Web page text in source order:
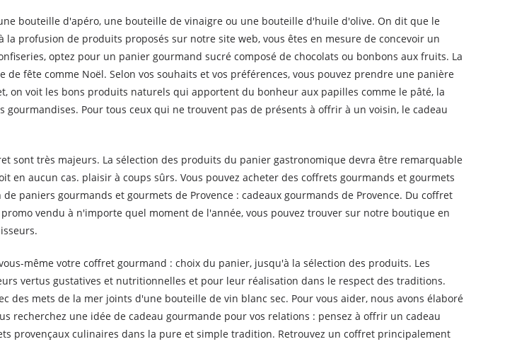
bouteille d'apéro, une bouteille de vinaigre ou une bouteille d'huile d'olive. On dit que le
profusion de produits proposés sur notre site web, vous êtes en mesure de concevoir un
optez pour un panier gourmand sucré composé de chocolats ou bonbons aux fruits. La
fête comme Noël. Selon vos souhaits et vos préférences, vous pouvez prendre une panière
on voit les bons produits naturels qui apportent du bonheur aux papilles comme le pâté, la
Pour tous ceux qui ne trouvent pas de présents à offrir à un voisin, le cadeau
sont très majeurs. La sélection des produits du panier gastronomique devra être remarquable
aucun cas. plaisir à coups sûrs. Vous pouvez acheter des coffrets gourmands et gourmets
paniers gourmands et gourmets de Provence : cadeaux gourmands de Provence. Du coffret
vendu à n'importe quel moment de l'année, vous pouvez trouver sur notre boutique en
même votre coffret gourmand : choix du panier, jusqu'à la sélection des produits. Les
vertus gustatives et nutritionnelles et pour leur réalisation dans le respect des traditions.
des mets de la mer joints d'une bouteille de vin blanc sec. Pour vous aider, nous avons élaboré
recherchez une idée de cadeau gourmande pour vos relations : pensez à offrir un cadeau
provençaux culinaires dans la pure et simple tradition. Retrouvez un coffret principalement